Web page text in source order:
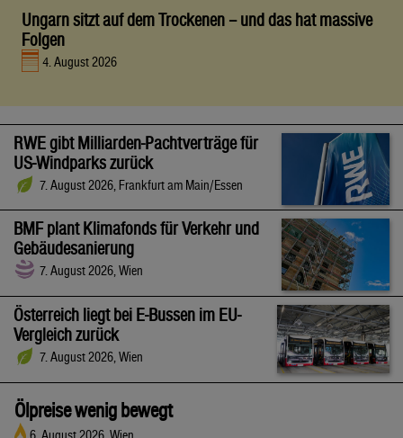
Ungarn sitzt auf dem Trockenen – und das hat massive
Folgen
4. August 2026
RWE gibt Milliarden-Pachtverträge für
US-Windparks zurück
7. August 2026, Frankfurt am Main/Essen
BMF plant Klimafonds für Verkehr und
Gebäudesanierung
7. August 2026, Wien
Österreich liegt bei E-Bussen im EU-
Vergleich zurück
7. August 2026, Wien
Ölpreise wenig bewegt